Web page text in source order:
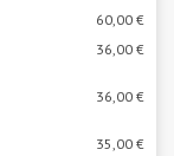
60,00 €
36,00 €
36,00 €
35,00 €